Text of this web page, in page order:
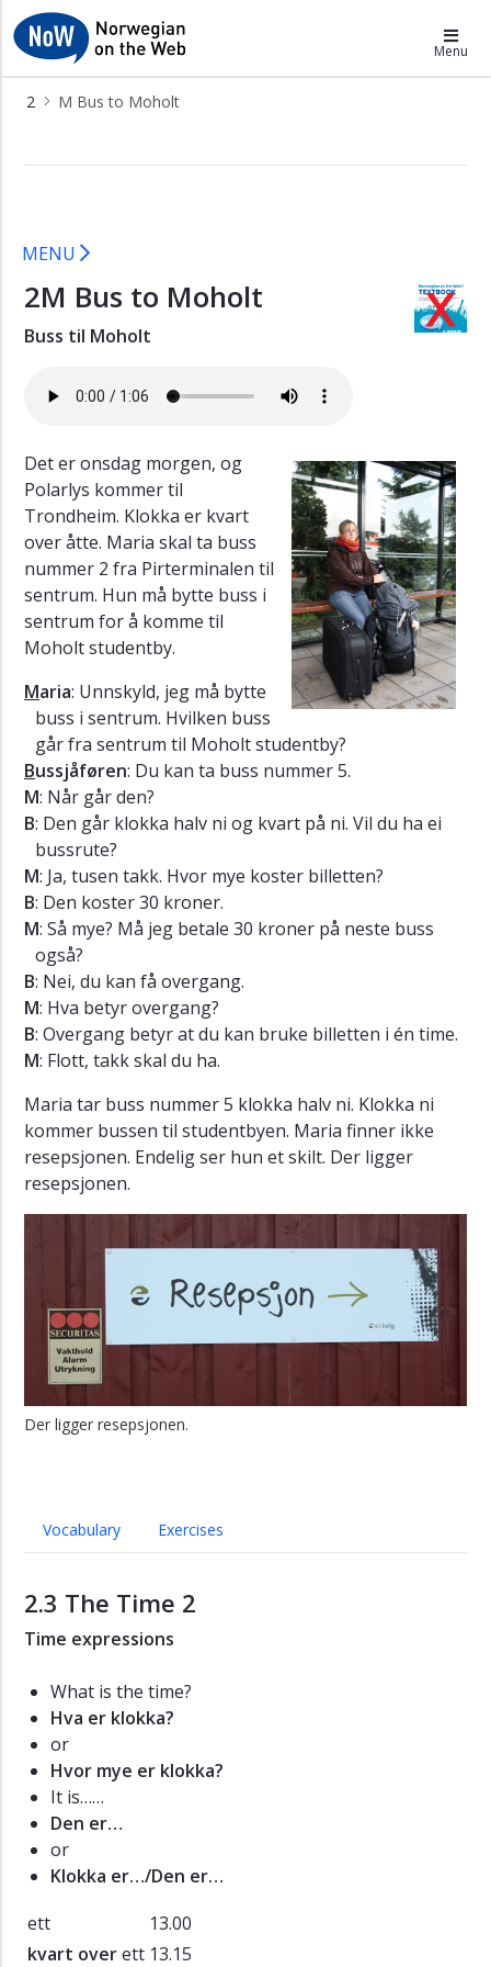
NoW Menu
2 M Bus to Moholt
×
K
To
express
Bus
Moholt
the
reception
D
Desta
på
Gjøvik
Grammar
Listening
exercises
Exercises
Vocabulary
Extras
MENU
2M Bus to Moholt
Buss til Moholt
Det er onsdag morgen, og
Polarlys kommer til
Trondheim. Klokka er kvart
over åtte. Maria skal ta buss
nummer 2 fra Pirterminalen til
sentrum. Hun må bytte buss i
sentrum for å komme til
Moholt studentby.
Maria: Unnskyld, jeg må bytte
buss i sentrum. Hvilken buss
går fra sentrum til Moholt studentby?
Bussjåføren: Du kan ta buss nummer 5.
M: Når går den?
B: Den går klokka halv ni og kvart på ni. Vil du ha ei
bussrute?
M: Ja, tusen takk. Hvor mye koster billetten?
B: Den koster 30 kroner.
M: Så mye? Må jeg betale 30 kroner på neste buss
også?
B: Nei, du kan få overgang.
M: Hva betyr overgang?
B: Overgang betyr at du kan bruke billetten i én time.
M: Flott, takk skal du ha.
Maria tar buss nummer 5 klokka halv ni. Klokka ni
kommer bussen til studentbyen. Maria finner ikke
resepsjonen. Endelig ser hun et skilt. Der ligger
resepsjonen.
Der ligger resepsjonen.
Vocabulary Exercises
2.3 The Time 2
Time expressions
What is the time?
Hva er klokka?
or
Hvor mye er klokka?
It is……
Den er…
or
Klokka er…/Den er…
ett
13.00
kvart overett 13.15